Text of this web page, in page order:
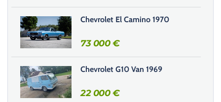
Chevrolet El Camino 1970
73 000€
Chevrolet G10 Van 1969
22 000€